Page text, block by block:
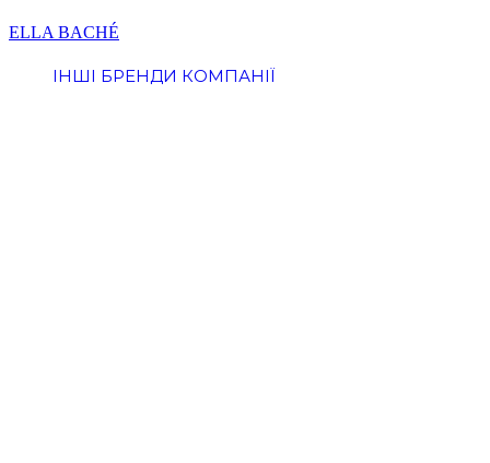
Перейти
ELLA BACHÉ
ІНШІ БРЕНДИ КОМПАНІЇ